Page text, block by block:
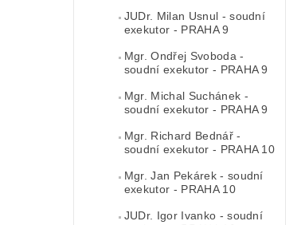
JUDr. Milan Usnul - soudní
exekutor - PRAHA 9
Mgr. Ondřej Svoboda -
soudní exekutor - PRAHA 9
Mgr. Michal Suchánek -
soudní exekutor - PRAHA 9
Mgr. Richard Bednář -
soudní exekutor - PRAHA 10
Mgr. Jan Pekárek - soudní
exekutor - PRAHA 10
JUDr. Igor Ivanko - soudní